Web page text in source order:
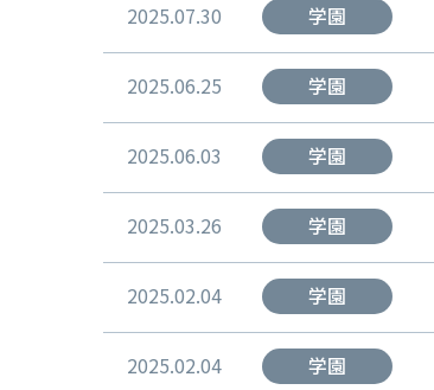
2025.07.30 学園
2025.06.25 学園
2025.06.03 学園
2025.03.26 学園
2025.02.04 学園
2025.02.04 学園